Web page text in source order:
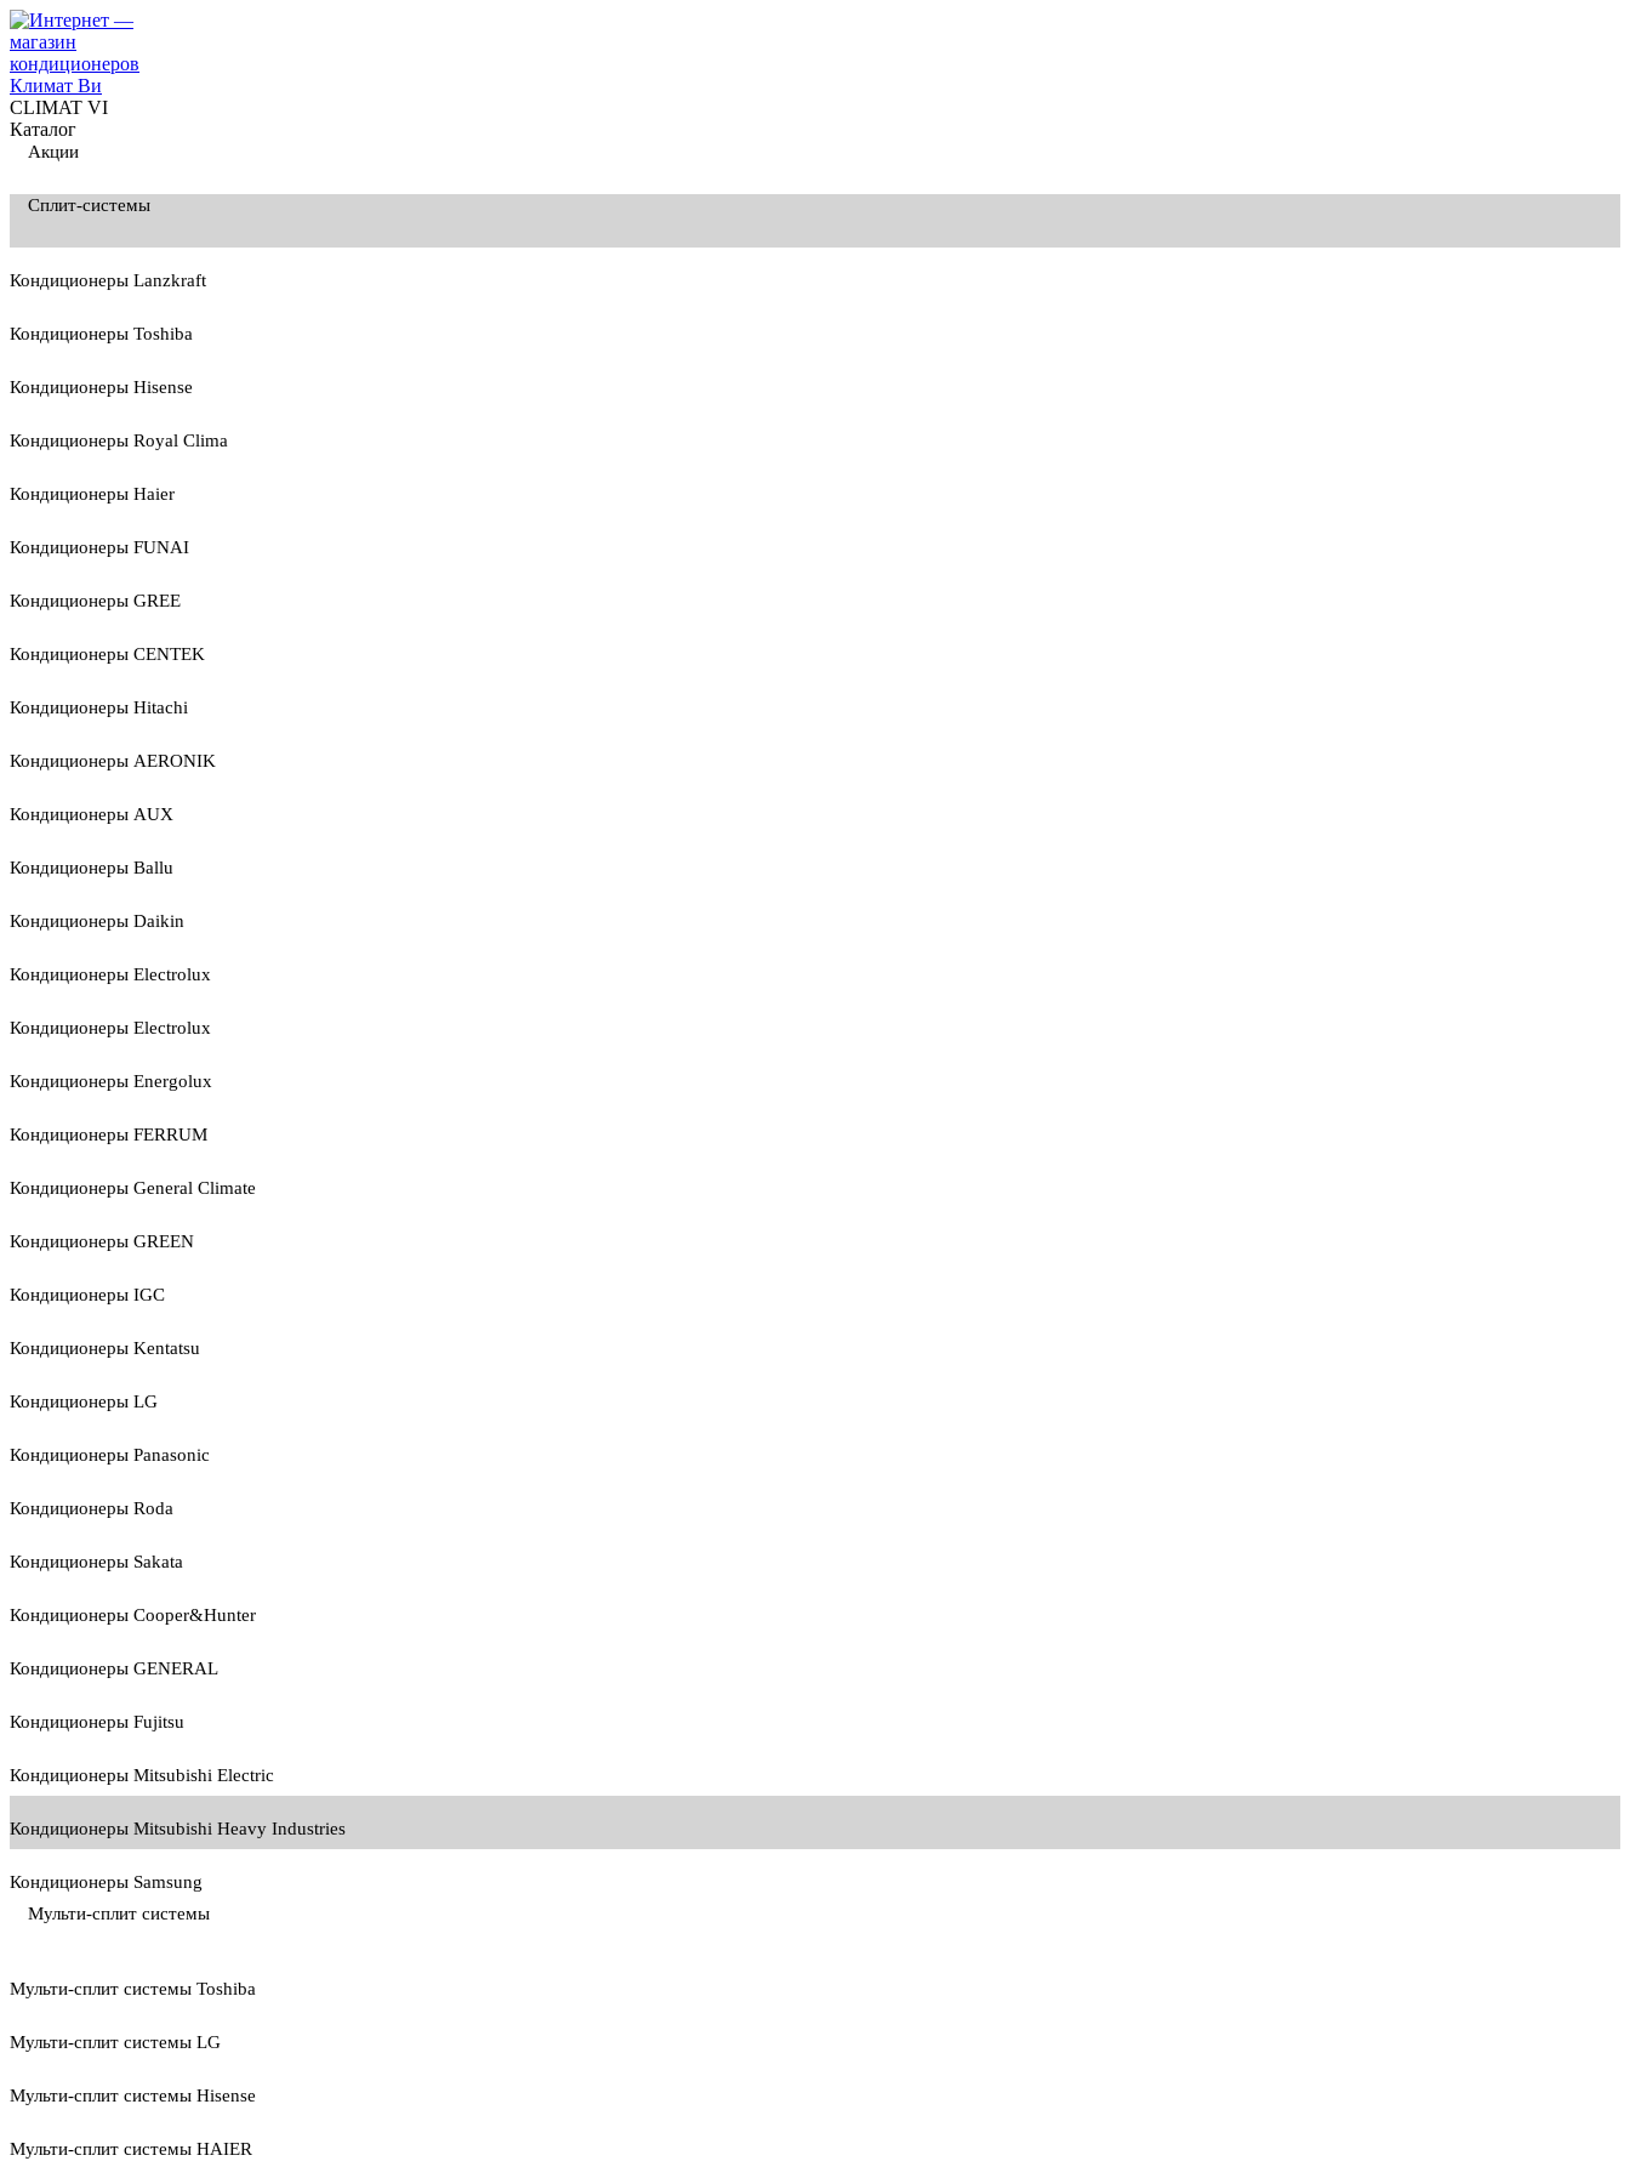
CLIMAT VI
Каталог
Акции
Сплит-системы
Кондиционеры Lanzkraft
Кондиционеры Toshiba
Кондиционеры Hisense
Кондиционеры Royal Clima
Кондиционеры Haier
Кондиционеры FUNAI
Кондиционеры GREE
Кондиционеры CENTEK
Кондиционеры Hitachi
Кондиционеры AERONIK
Кондиционеры AUX
Кондиционеры Ballu
Кондиционеры Daikin
Кондиционеры Electrolux
Кондиционеры Electrolux
Кондиционеры Energolux
Кондиционеры FERRUM
Кондиционеры General Climate
Кондиционеры GREEN
Кондиционеры IGC
Кондиционеры Kentatsu
Кондиционеры LG
Кондиционеры Panasonic
Кондиционеры Roda
Кондиционеры Sakata
Кондиционеры Cooper&Hunter
Кондиционеры GENERAL
Кондиционеры Fujitsu
Кондиционеры Mitsubishi Electric
Кондиционеры Mitsubishi Heavy Industries
Кондиционеры Samsung
Мульти-сплит системы
Мульти-сплит системы Toshiba
Мульти-сплит системы LG
Мульти-сплит системы Hisense
Мульти-сплит системы HAIER